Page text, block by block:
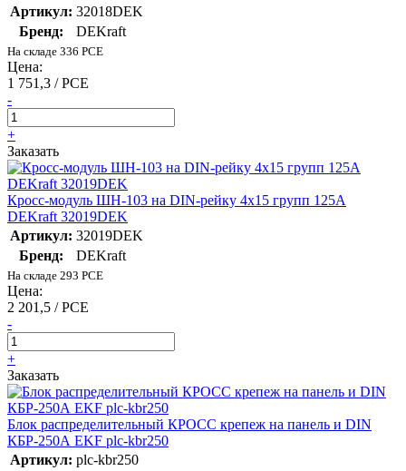
Артикул: 32018DEK
Бренд:
DEKraft
На складе 336 PCE
Цена:
1 751,3 / PCE
-
+
Заказать
Кросс-модуль ШН-103 на DIN-рейку 4х15 групп 125А
DEKraft 32019DEK
Артикул: 32019DEK
Бренд:
DEKraft
На складе 293 PCE
Цена:
2 201,5 / PCE
-
+
Заказать
Блок распределительный КРОСС крепеж на панель и DIN
КБР-250А EKF plc-kbr250
Артикул: plc-kbr250